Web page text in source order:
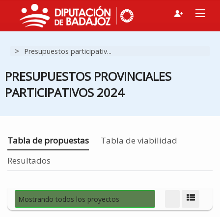
> Presupuestos participativ...
PRESUPUESTOS PROVINCIALES
PARTICIPATIVOS 2024
Estás en
Tabla de propuestas
Tabla de viabilidad
Resultados
Mostrando todos los proyectos